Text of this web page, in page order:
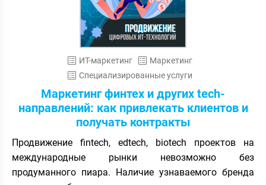
ИТ-маркетинг
Маркетинг
Специализированные услуги
Маркетинг финтех и других tech-
направлений: как привлекать клиентов и
получать контракты
Продвижение fintech, edtech, biotech проектов на
международные рынки невозможно без
продуманного пиара. Наличие узнаваемого бренда